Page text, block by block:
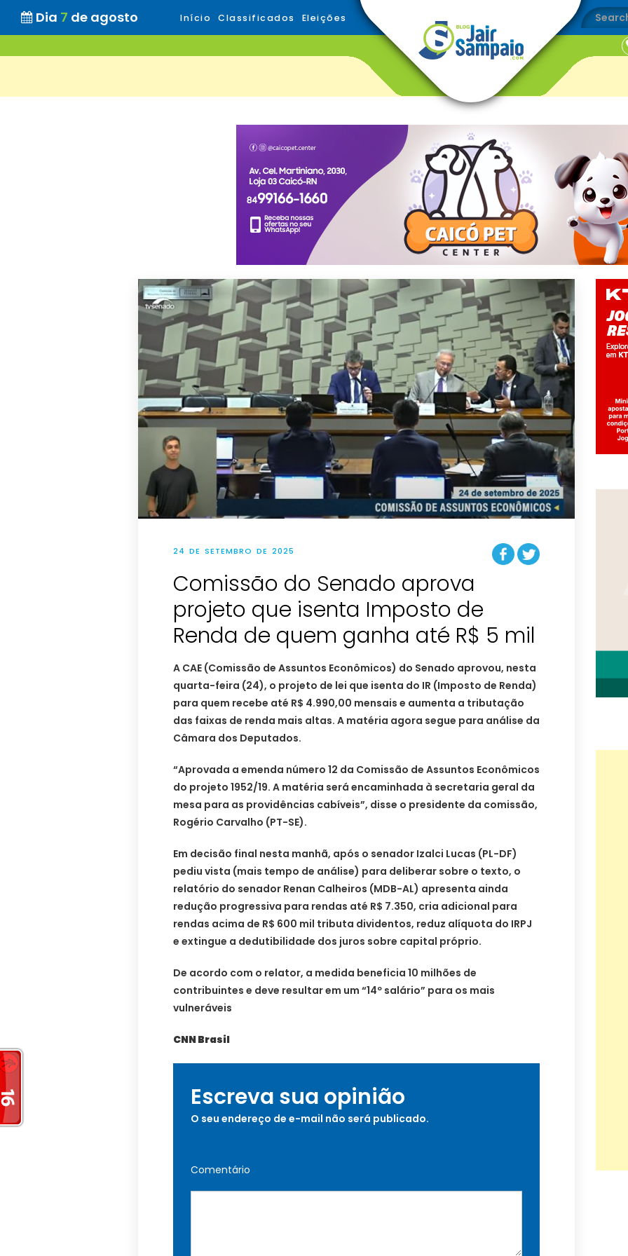
Dia 7 de agosto Início Classificados Eleições
24 DE SETEMBRO DE 2025
Comissão do Senado aprova
projeto que isenta Imposto de
Renda de quem ganha até R$ 5 mil
A CAE (Comissão de Assuntos Econômicos) do Senado aprovou, nesta
quarta-feira (24), o projeto de lei que isenta do IR (Imposto de Renda)
para quem recebe até R$ 4.990,00 mensais e aumenta a tributação
das faixas de renda mais altas. A matéria agora segue para análise da
Câmara dos Deputados.
“Aprovada a emenda número 12 da Comissão de Assuntos Econômicos
do projeto 1952/19. A matéria será encaminhada à secretaria geral da
mesa para as providências cabíveis”, disse o presidente da comissão,
Rogério Carvalho (PT-SE).
Em decisão final nesta manhã, após o senador Izalci Lucas (PL-DF)
pediu vista (mais tempo de análise) para deliberar sobre o texto, o
relatório do senador Renan Calheiros (MDB-AL) apresenta ainda
redução progressiva para rendas até R$ 7.350, cria adicional para
rendas acima de R$ 600 mil tributa dividentos, reduz alíquota do IRPJ
e extingue a dedutibilidade dos juros sobre capital próprio.
De acordo com o relator, a medida beneficia 10 milhões de
contribuintes e deve resultar em um “14º salário” para os mais
vulneráveis
CNN Brasil
Escreva sua opinião
O seu endereço de e-mail não será publicado.
Comentário